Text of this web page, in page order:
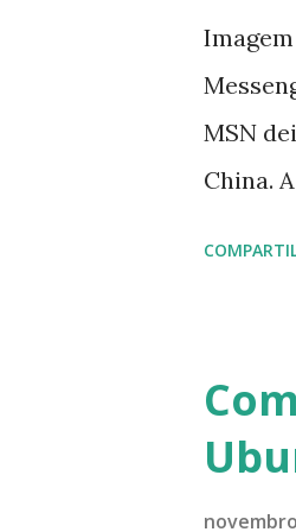
MSN
China.
muitos
sempre